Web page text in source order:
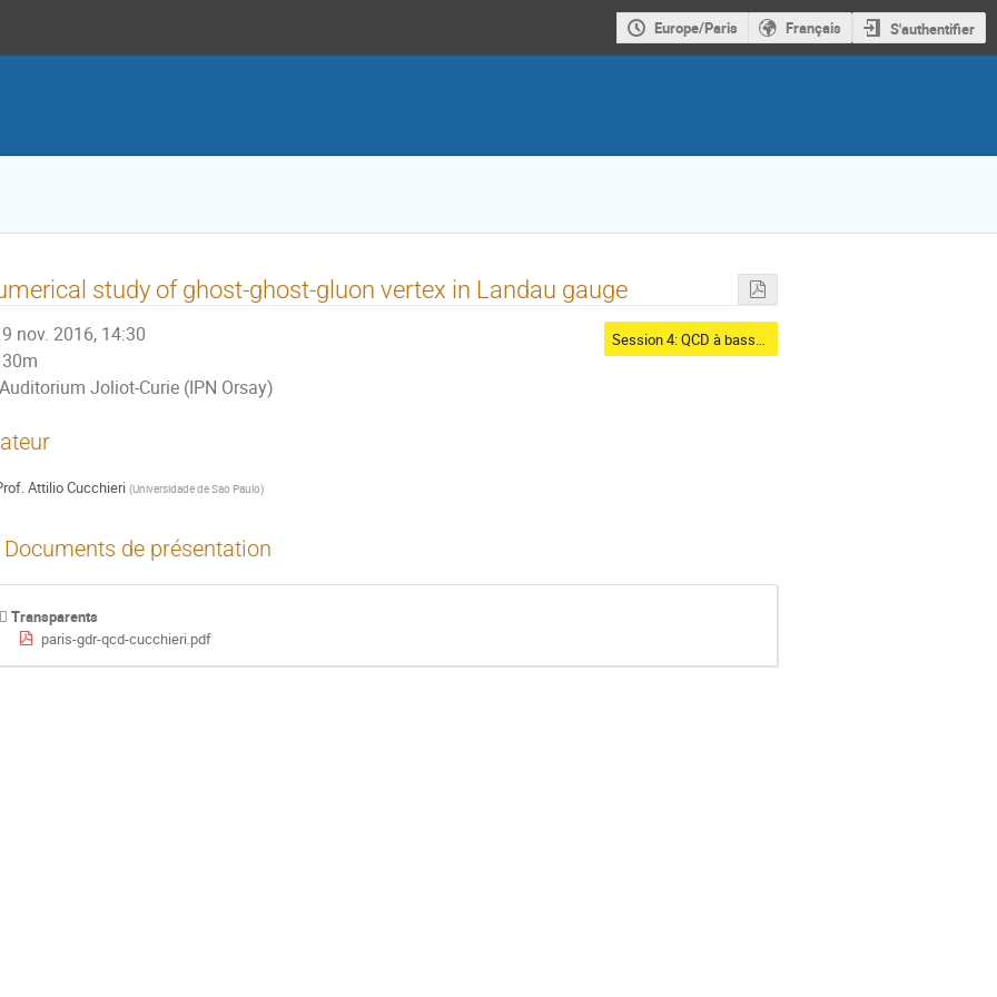
Europe/Paris Français S'authentifier
study of ghost-ghost-gluon vertex in Landau gauge
9 nov. 2016, 14:30
30m
Auditorium Joliot-Curie (IPN Orsay)
Session 4: QCD à basse énergie
Attilio Cucchieri (Universidade de Sao Paulo)
Documents de présentation
Transparents
paris-gdr-qcd-cucchieri.pdf